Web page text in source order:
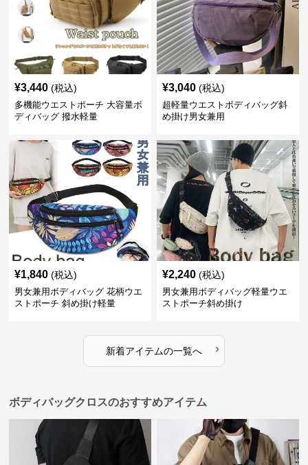
¥3,440 (税込)
多機能ウエストポーチ 大容量ボ
ディバッグ 撥水軽量
¥3,040 (税込)
超軽量ウエストボディバッグ斜
め掛け男女兼用
¥1,840 (税込)
男女兼用ボディバッグ 花柄ウエ
ストポーチ 斜め掛け軽量
¥2,240 (税込)
男女兼用ボディバッグ軽量ウエ
ストポーチ斜め掛け
新着アイテムの一覧へ ›
ボディバッグクロスのおすすめアイテム